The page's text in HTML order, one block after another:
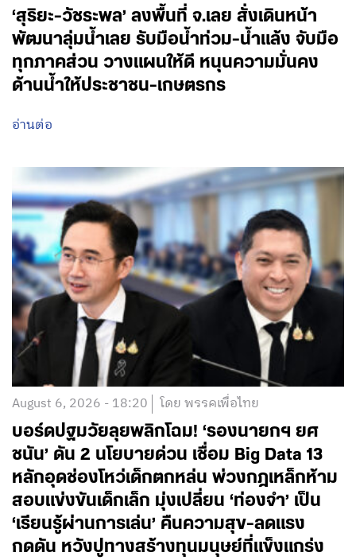
‘สุริยะ-วัชระพล’ ลงพื้นที่ จ.เลย สั่งเดินหน้า
พัฒนาลุ่มน้ำเลย รับมือน้ำท่วม-น้ำแล้ง จับมือ
ทุกภาคส่วน วางแผนให้ดี หนุนความมั่นคง
ด้านน้ำให้ประชาชน-เกษตรกร
อ่านต่อ
August 6, 2026 - 18:20 โดย พรรคเพื่อไทย
บอร์ดปฐมวัยลุยพลิกโฉม! ‘รองนายกฯ ยศ
ชนัน’ ดัน 2 นโยบายด่วน เชื่อม Big Data 13
หลักอุดช่องโหว่เด็กตกหล่น พ่วงกฎเหล็กห้าม
สอบแข่งขันเด็กเล็ก มุ่งเปลี่ยน ‘ท่องจำ’ เป็น
‘เรียนรู้ผ่านการเล่น’ คืนความสุข-ลดแรง
กดดัน หวังปูทางสร้างทุนมนุษย์ที่แข็งแกร่ง